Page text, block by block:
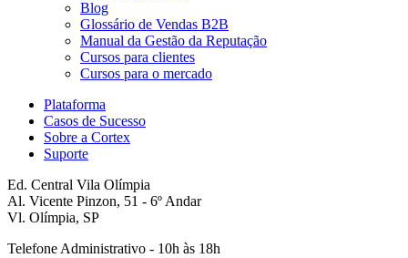
Blog
Glossário de Vendas B2B
Manual da Gestão da Reputação
Cursos para clientes
Cursos para o mercado
Plataforma
Casos de Sucesso
Sobre a Cortex
Suporte
Ed. Central Vila Olímpia
Al. Vicente Pinzon, 51 - 6º Andar
Vl. Olímpia, SP
Telefone Administrativo - 10h às 18h